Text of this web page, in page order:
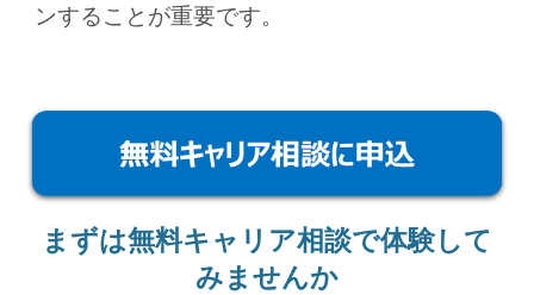
ンすることが重要です。
まずは無料キャリア相談で体験して
みませんか